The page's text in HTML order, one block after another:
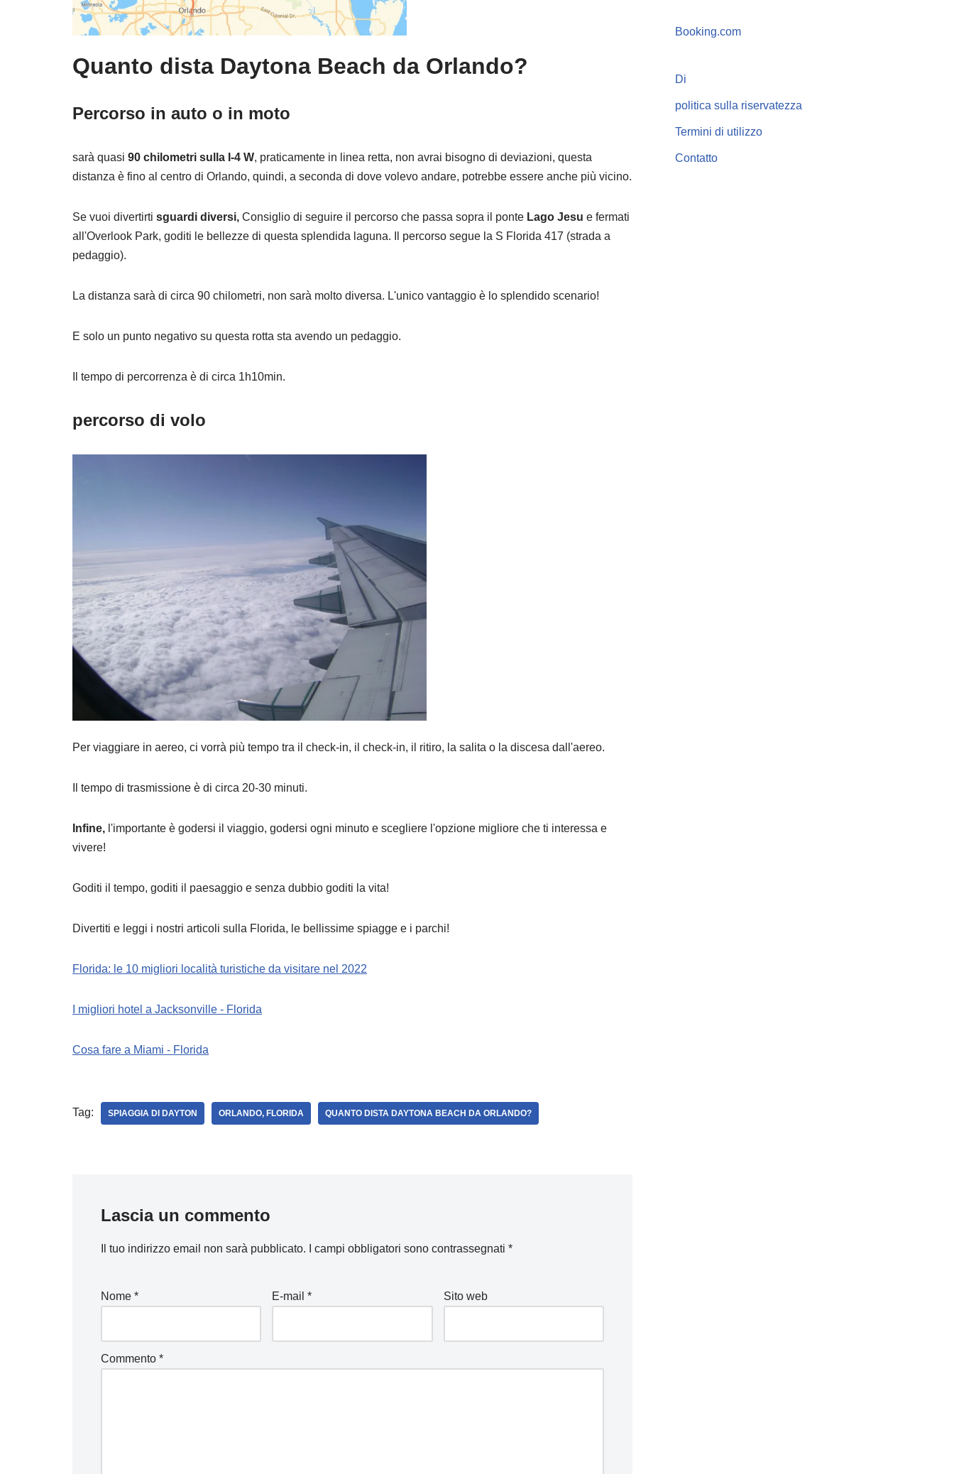
Quanto dista Daytona Beach da Orlando?
Percorso in auto o in moto
sarà quasi 90 chilometri sulla I-4 W, praticamente in linea retta, non avrai bisogno di deviazioni, questa
distanza è fino al centro di Orlando, quindi, a seconda di dove volevo andare, potrebbe essere anche più vicino.
Se vuoi divertirti sguardi diversi, Consiglio di seguire il percorso che passa sopra il ponte Lago Jesu e fermati
all'Overlook Park, goditi le bellezze di questa splendida laguna. Il percorso segue la S Florida 417 (strada a
pedaggio).
La distanza sarà di circa 90 chilometri, non sarà molto diversa. L'unico vantaggio è lo splendido scenario!
E solo un punto negativo su questa rotta sta avendo un pedaggio.
Il tempo di percorrenza è di circa 1h10min.
percorso di volo
Per viaggiare in aereo, ci vorrà più tempo tra il check-in, il check-in, il ritiro, la salita o la discesa dall'aereo.
Il tempo di trasmissione è di circa 20-30 minuti.
Infine, l'importante è godersi il viaggio, godersi ogni minuto e scegliere l'opzione migliore che ti interessa e
vivere!
Goditi il tempo, goditi il paesaggio e senza dubbio goditi la vita!
Divertiti e leggi i nostri articoli sulla Florida, le bellissime spiagge e i parchi!
Florida: le 10 migliori località turistiche da visitare nel 2022
I migliori hotel a Jacksonville - Florida
Cosa fare a Miami - Florida
Tag: SPIAGGIA DI DAYTON ORLANDO, FLORIDA QUANTO DISTA DAYTONA BEACH DA ORLANDO?
Lascia un commento
Il tuo indirizzo email non sarà pubblicato. I campi obbligatori sono contrassegnati *
Nome * E-mail* Sito web
Commento *
Booking.com
Di
politica sulla riservatezza
Termini di utilizzo
Contatto